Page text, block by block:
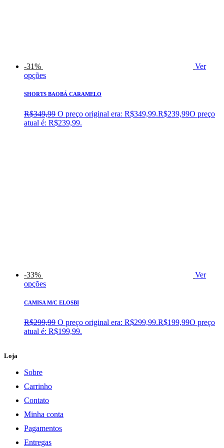
-31%
Ver
opções
SHORTS BAOBÁ CARAMELO
R$349,99 O preço original era: R$349,99.R$239,99O preço
atual é: R$239,99.
-33%
Ver
opções
CAMISA M/C ELOSBI
R$299,99 O preço original era: R$299,99.R$199,99O preço
atual é: R$199,99.
Loja
Sobre
Carrinho
Contato
Minha conta
Pagamentos
Entregas